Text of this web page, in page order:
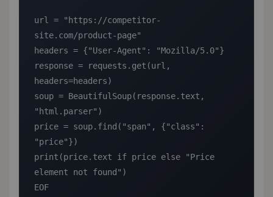
url = "https://competitor-
site.com/product-page"
headers = {"User-Agent": "Mozilla/5.0"}
response = requests.get(url,
headers=headers)
soup = BeautifulSoup(response.text,
"html.parser")
price = soup.find("span", {"class":
"price"})
print(price.text if price else "Price
element not found")
EOF